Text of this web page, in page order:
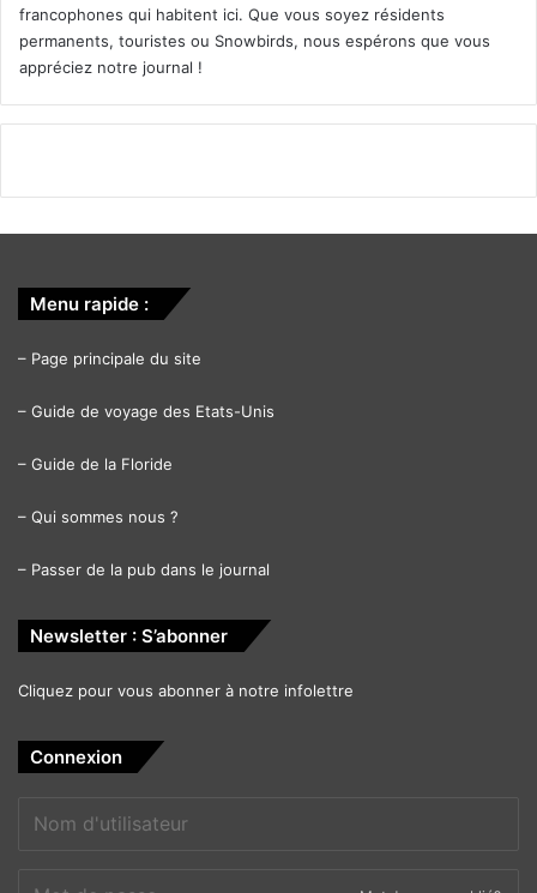
[spacer color= »0483C2″ icon= »fa-arrow-circle-o-right »
[ot-video type= »youtube »
francophones qui habitent ici. Que vous soyez résidents
permanents, touristes ou Snowbirds, nous espérons que vous
appréciez notre journal !
Menu rapide :
– Page principale du site
– Guide de voyage des Etats-Unis
– Guide de la Floride
– Qui sommes nous ?
– Passer de la pub dans le journal
Newsletter : S’abonner
Cliquez pour vous abonner à notre infolettre
Connexion